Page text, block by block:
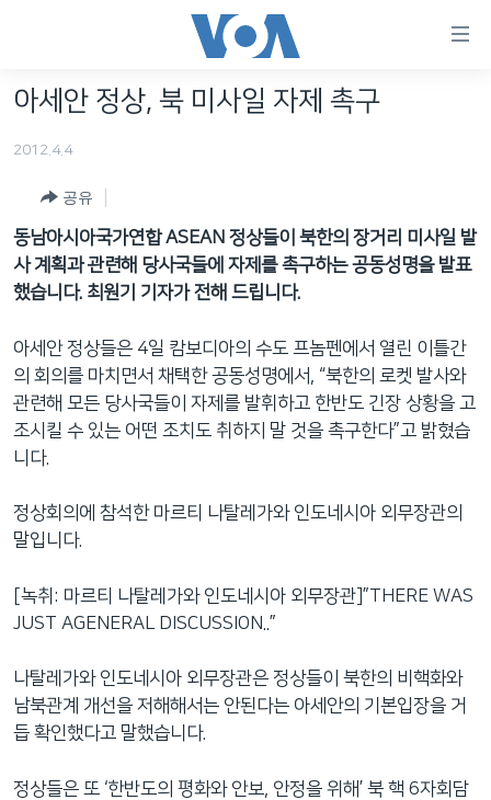
가
메
인
콘
츠
로
이
네
비
이
로
이
동
색
한반도
세계
VOD
라디오
프로그램
FOLLOW US
언어 선택
아세안 정상, 북 미사일 자제 촉구
2012.4.4
공유
동남아시아국가연합 ASEAN 정상들이 북한의 장거리 미사일 발
사 계획과 관련해 당사국들에 자제를 촉구하는 공동성명을 발표
했습니다. 최원기 기자가 전해 드립니다.
아세안 정상들은 4일 캄보디아의 수도 프놈펜에서 열린 이틀간
의 회의를 마치면서 채택한 공동성명에서, “북한의 로켓 발사와
관련해 모든 당사국들이 자제를 발휘하고 한반도 긴장 상황을 고
조시킬 수 있는 어떤 조치도 취하지 말 것을 촉구한다”고 밝혔습
니다.
정상회의에 참석한 마르티 나탈레가와 인도네시아 외무장관의
말입니다.
[녹취: 마르티 나탈레가와 인도네시아 외무장관]”THERE WAS
JUST AGENERAL DISCUSSION..”
나탈레가와 인도네시아 외무장관은 정상들이 북한의 비핵화와
남북관계 개선을 저해해서는 안된다는 아세안의 기본입장을 거
듭 확인했다고 말했습니다.
정상들은 또 ‘한반도의 평화와 안보, 안정을 위해’ 북 핵 6자회담